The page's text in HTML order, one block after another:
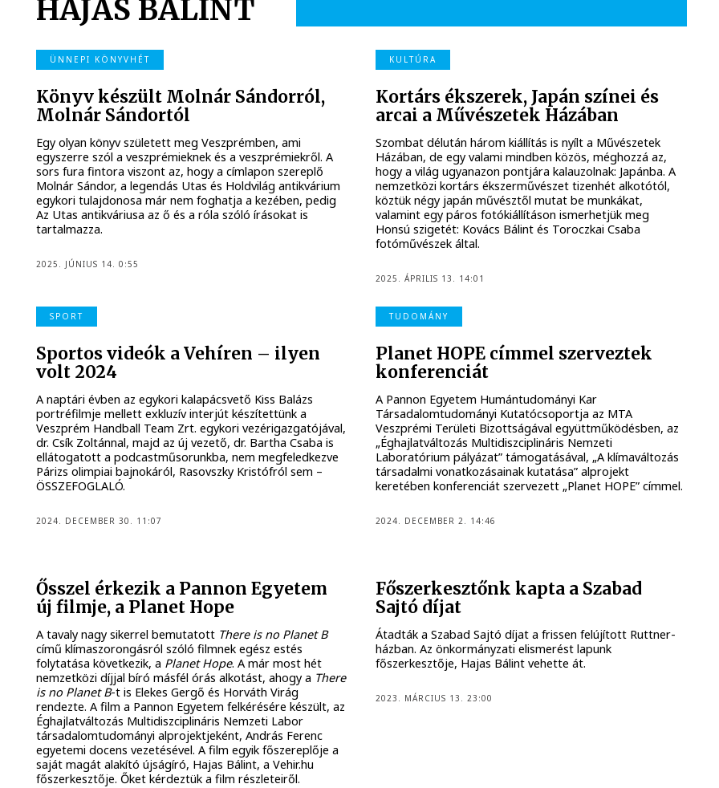
HAJAS BÁLINT
ÜNNEPI KÖNYVHÉT
Könyv készült Molnár Sándorról,
Molnár Sándortól
Egy olyan könyv született meg Veszprémben, ami
egyszerre szól a veszprémieknek és a veszprémiekről. A
sors fura fintora viszont az, hogy a címlapon szereplő
Molnár Sándor, a legendás Utas és Holdvilág antikvárium
egykori tulajdonosa már nem foghatja a kezében, pedig
Az Utas antikváriusa az ő és a róla szóló írásokat is
tartalmazza.
2025. JÚNIUS 14. 0:55
KULTÚRA
Kortárs ékszerek, Japán színei és
arcai a Művészetek Házában
Szombat délután három kiállítás is nyílt a Művészetek
Házában, de egy valami mindben közös, méghozzá az,
hogy a világ ugyanazon pontjára kalauzolnak: Japánba. A
nemzetközi kortárs ékszerművészet tizenhét alkotótól,
köztük négy japán művésztől mutat be munkákat,
valamint egy páros fotókiállításon ismerhetjük meg
Honsú szigetét: Kovács Bálint és Toroczkai Csaba
fotóművészek által.
2025. ÁPRILIS 13. 14:01
SPORT
Sportos videók a Vehíren – ilyen
volt 2024
A naptári évben az egykori kalapácsvető Kiss Balázs
portréfilmje mellett exkluzív interjút készítettünk a
Veszprém Handball Team Zrt. egykori vezérigazgatójával,
dr. Csík Zoltánnal, majd az új vezető, dr. Bartha Csaba is
ellátogatott a podcastműsorunkba, nem megfeledkezve
Párizs olimpiai bajnokáról, Rasovszky Kristófról sem –
ÖSSZEFOGLALÓ.
2024. DECEMBER 30. 11:07
TUDOMÁNY
Planet HOPE címmel szerveztek
konferenciát
A Pannon Egyetem Humántudományi Kar
Társadalomtudományi Kutatócsoportja az MTA
Veszprémi Területi Bizottságával együttműködésben, az
„Éghajlatváltozás Multidiszciplináris Nemzeti
Laboratórium pályázat” támogatásával, „A klímaváltozás
társadalmi vonatkozásainak kutatása” alprojekt
keretében konferenciát szervezett „Planet HOPE” címmel.
2024. DECEMBER 2. 14:46
Ősszel érkezik a Pannon Egyetem
új filmje, a Planet Hope
A tavaly nagy sikerrel bemutatott There is no Planet B
című klímaszorongásról szóló filmnek egész estés
folytatása következik, a Planet Hope. A már most hét
nemzetközi díjjal bíró másfél órás alkotást, ahogy a There
is no Planet B-t is Elekes Gergő és Horváth Virág
rendezte. A film a Pannon Egyetem felkérésére készült, az
Éghajlatváltozás Multidiszciplináris Nemzeti Labor
társadalomtudományi alprojektjeként, András Ferenc
egyetemi docens vezetésével. A film egyik főszereplője a
saját magát alakító újságíró, Hajas Bálint, a Vehir.hu
főszerkesztője. Őket kérdeztük a film részleteiről.
Főszerkesztőnk kapta a Szabad
Sajtó díjat
Átadták a Szabad Sajtó díjat a frissen felújított Ruttner-
házban. Az önkormányzati elismerést lapunk
főszerkesztője, Hajas Bálint vehette át.
2023. MÁRCIUS 13. 23:00